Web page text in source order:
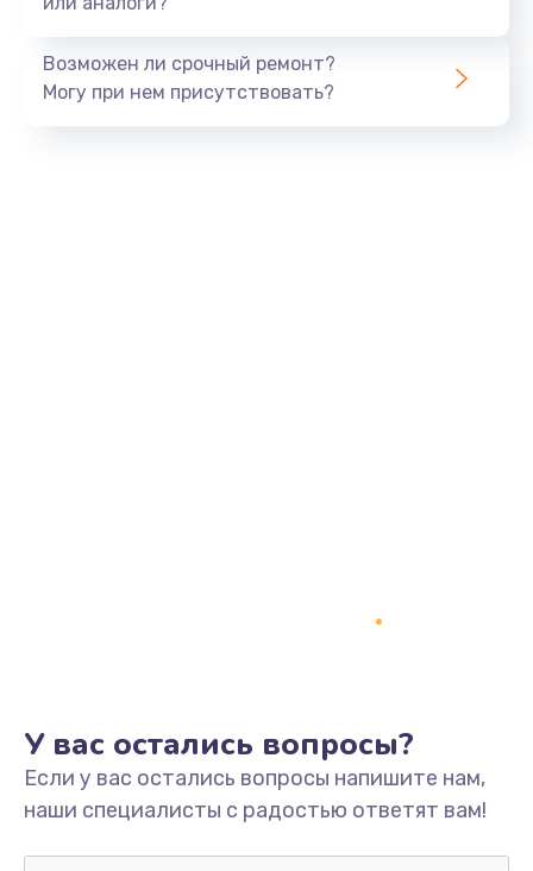
550 руб.
Не включается
1400 руб.
Заказать
Возможен ли срочный ремонт?
Могу при нем присутствовать?
У вас остались вопросы?
Если у вас остались вопросы напишите нам,
наши специалисты с радостью ответят вам!